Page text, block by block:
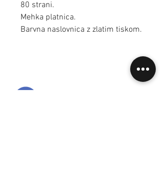
80 strani.
Mehka platnica.
Barvna naslovnica z zlatim tiskom.